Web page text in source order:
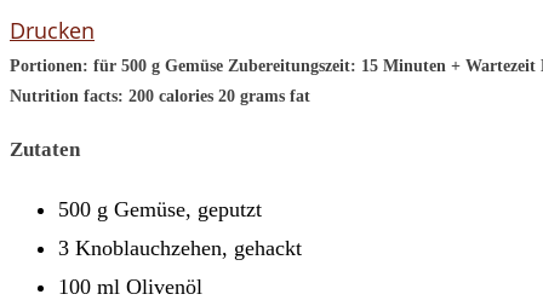
Drucken
Portionen: für 500 g Gemüse Zubereitungszeit: 15 Minuten + Wartezeit
Nutrition facts: 200 calories 20 grams fat
Zutaten
500 g Gemüse, geputzt
3 Knoblauchzehen, gehackt
100 ml Olivenöl